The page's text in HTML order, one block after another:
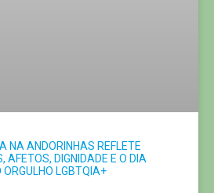
NA ANDORINHAS REFLETE
AFETOS, DIGNIDADE E O DIA
LGBTQIA+